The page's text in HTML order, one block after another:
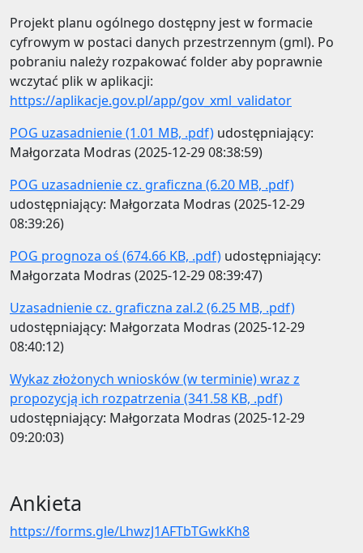
Projekt planu ogólnego dostępny jest w formacie
cyfrowym w postaci danych przestrzennym (gml). Po
pobraniu należy rozpakować folder aby poprawnie
wczytać plik w aplikacji:
https://aplikacje.gov.pl/app/gov_xml_validator
POG uzasadnienie (1.01 MB, .pdf) udostępniający:
Małgorzata Modras (2025-12-29 08:38:59)
POG uzasadnienie cz. graficzna (6.20 MB, .pdf)
udostępniający: Małgorzata Modras (2025-12-29
08:39:26)
POG prognoza oś (674.66 KB, .pdf) udostępniający:
Małgorzata Modras (2025-12-29 08:39:47)
Uzasadnienie cz. graficzna zal.2 (6.25 MB, .pdf)
udostępniający: Małgorzata Modras (2025-12-29
08:40:12)
Wykaz złożonych wniosków (w terminie) wraz z
propozycją ich rozpatrzenia (341.58 KB, .pdf)
udostępniający: Małgorzata Modras (2025-12-29
09:20:03)
Ankieta
https://forms.gle/LhwzJ1AFTbTGwkKh8